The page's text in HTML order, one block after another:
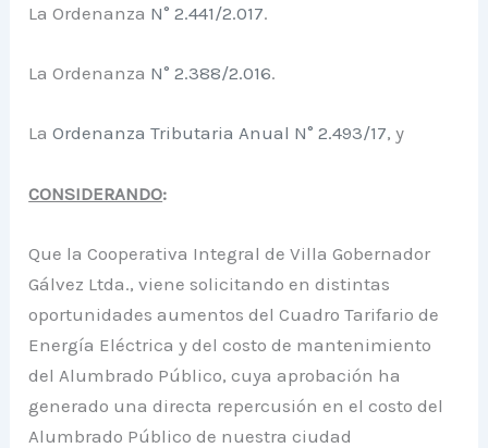
La Ordenanza N° 2.441/2.017.
La Ordenanza N° 2.388/2.016.
LaOrdenanza Tributaria Anual N° 2.493/17, y
CONSIDERANDO:
Que la Cooperativa Integral de Villa Gobernador
Gálvez Ltda., viene solicitando en distintas
oportunidades aumentos del Cuadro Tarifario de
Energía Eléctrica y del costo de mantenimiento
del Alumbrado Público, cuya aprobación ha
generado una directa repercusión en el costo del
Alumbrado Público de nuestra ciudad